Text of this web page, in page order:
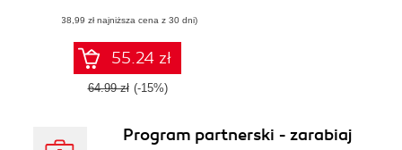
(38,99 zł najniższa cena z 30 dni)
55.24 zł
64.99 zł (-15%)
Program partnerski - zarabiaj